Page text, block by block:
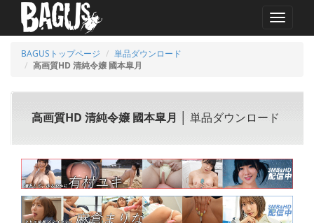
MENU
BAGUSトップページ
単品ダウンロード
高画質HD 清純令嬢 國本皐月
高画質HD 清純令嬢 國本皐月 │ 単品ダウンロード